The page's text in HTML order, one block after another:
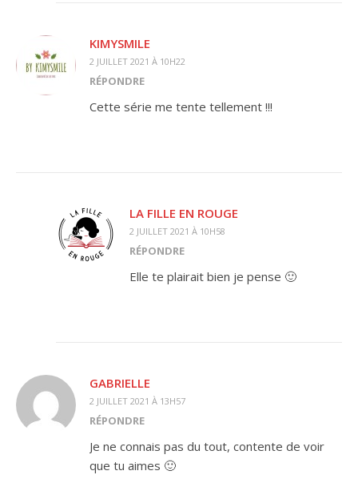
KIMYSMILE
2 JUILLET 2021 À 10H22
RÉPONDRE
Cette série me tente tellement !!!
LA FILLE EN ROUGE
2 JUILLET 2021 À 10H58
RÉPONDRE
Elle te plairait bien je pense 🙂
GABRIELLE
2 JUILLET 2021 À 13H57
RÉPONDRE
Je ne connais pas du tout, contente de voir
que tu aimes 🙂